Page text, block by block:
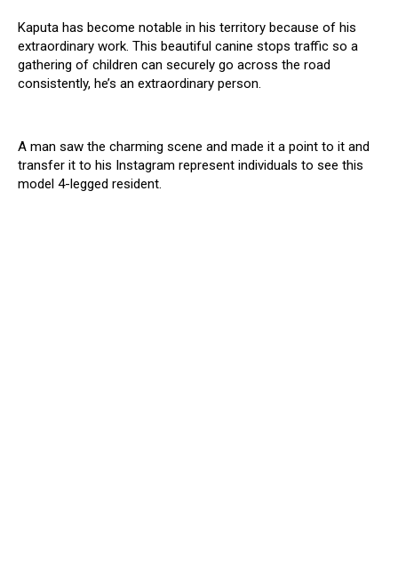
Kaputa has become notable in his territory because of his
extraordinary work. This beautiful canine stops traffic so a
gathering of children can securely go across the road
consistently, he’s an extraordinary person.
A man saw the charming scene and made it a point to it and
transfer it to his Instagram represent individuals to see this
model 4-legged resident.